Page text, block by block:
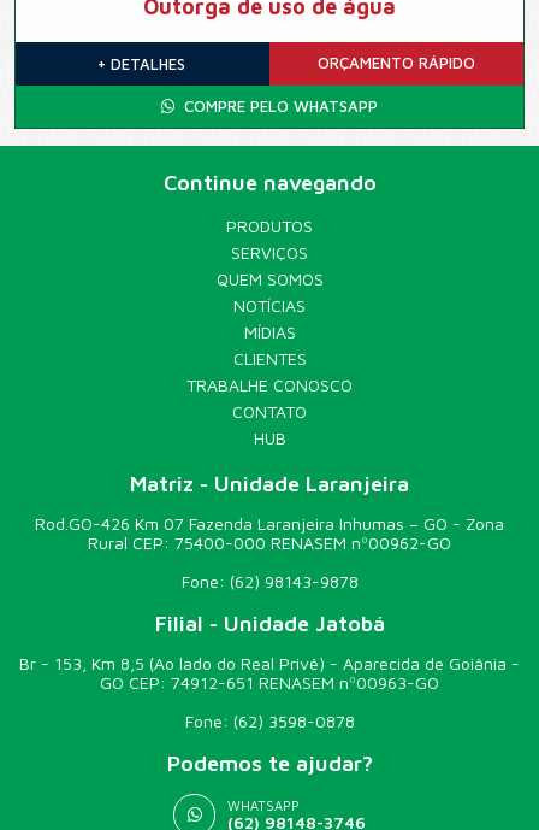
Outorga de uso de água
+ DETALHES ORÇAMENTO RÁPIDO
COMPRE PELO WHATSAPP
Continue navegando
PRODUTOS
SERVIÇOS
QUEM SOMOS
NOTÍCIAS
MÍDIAS
CLIENTES
TRABALHE CONOSCO
CONTATO
HUB
Matriz - Unidade Laranjeira
Rod.GO-426 Km 07 Fazenda Laranjeira Inhumas – GO - Zona
Rural CEP: 75400-000 RENASEM nº00962-GO
Fone: (62) 98143-9878
Filial - Unidade Jatobá
Br - 153, Km 8,5 (Ao lado do Real Privê) - Aparecida de Goiânia -
GO CEP: 74912-651 RENASEM nº00963-GO
Fone: (62) 3598-0878
Podemos te ajudar?
WHATSAPP
(62) 98148-3746